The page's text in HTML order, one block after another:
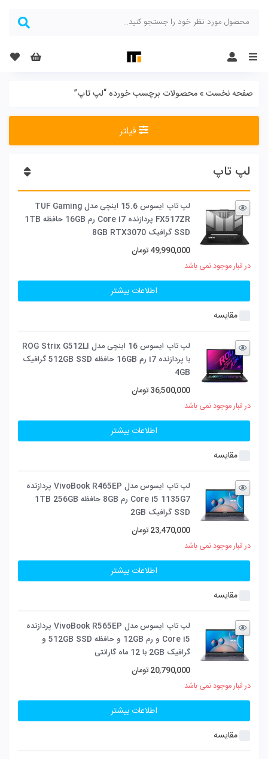
Menu
صفحه نخست»محصولات برچسب خورده “لپ تاپ”
فیلتر
لپ تاپ
لپ تاپ ایسوس 15.6 اینچی مدل TUF Gaming
FX517ZR پردازنده Core i7 رم 16GB حافظه 1TB
SSD گرافیک 8GB RTX3070
49,990,000 تومان
در انبار موجود نمی باشد
اطلاعات بیشتر
مقایسه
لپ تاپ ایسوس 16 اینچی مدل ROG Strix G512LI
با پردازنده i7 رم 16GB حافظه 512GB SSD گرافیک
4GB
36,500,000 تومان
در انبار موجود نمی باشد
اطلاعات بیشتر
مقایسه
لپ تاپ ایسوس مدل VivoBook R465EP پردازنده
Core i5 1135G7 رم 8GB حافظه 1TB 256GB
SSD گرافیک 2GB
23,470,000 تومان
در انبار موجود نمی باشد
اطلاعات بیشتر
مقایسه
لپ تاپ ایسوس مدل VivoBook R565EP پردازنده
Core i5 و رم 12GB و حافظه 512GB SSD و
گرافیک 2GB با 12 ماه گارانتی
20,790,000 تومان
در انبار موجود نمی باشد
اطلاعات بیشتر
مقایسه